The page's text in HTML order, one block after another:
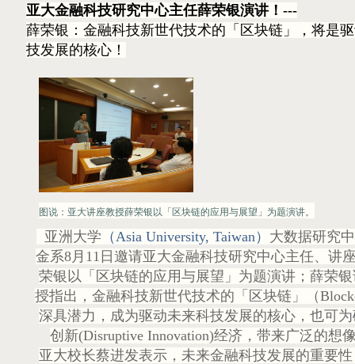
亚大金融科技研究中心主任薛荣银演讲！---
薛荣银：金融科技新世代技术的「区块链」，将是
技发展的核心！
图说：亚大讲座教授薛荣银以「区块链的应用与展望」为题演讲。
亚洲大学 （Asia University, Taiwan） 大数据研究
金系8月11日邀请亚大金融科技研究中心主任、讲
荣银以「区块链的应用与展望」为题演讲；薛荣
授指出，金融科技新世代技术的「区块链」（
深具潜力，成为驱动未来科技发展的核心，也可
创新(Disruptive Innovation)经济，带来广泛的想
亚大校长蔡进发表示，未来金融科技发展的重要